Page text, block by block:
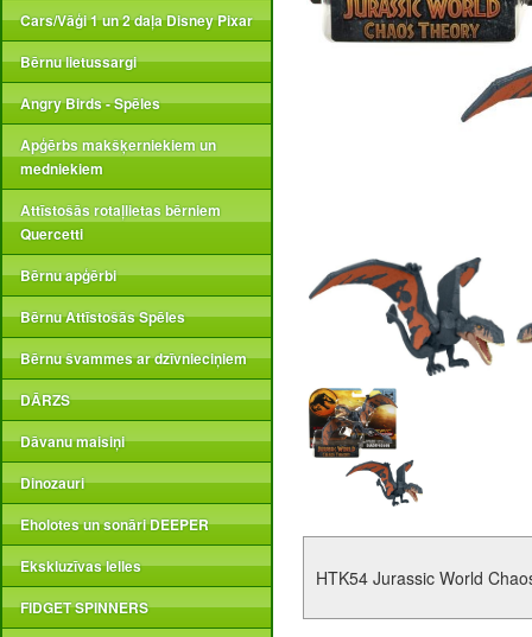
Cars/Vāģi 1 un 2 daļa Disney Pixar
Bērnu lietussargi
Angry Birds - Spēles
Apģērbs makšķerniekiem un
medniekiem
Attīstošās rotaļlietas bērniem
Quercetti
Bērnu apģērbi
Bērnu Attīstošās Spēles
Bērnu švammes ar dzīvnieciņiem
DĀRZS
Dāvanu maisiņi
Dinozauri
Eholotes un sonāri DEEPER
Ekskluzīvas lelles
FIDGET SPINNERS
HTK54 Jurassic World